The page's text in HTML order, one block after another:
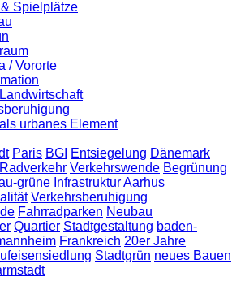
Spielplätze
/ Vororte
urbanes Element
Paris BGI Entsiegelung Dänemark
Radverkehr Verkehrswende Begrünung
grüne InfrastrukturAarhus
Verkehrsberuhigung
Fahrradparken Neubau
Quartier Stadtgestaltung baden-
Frankreich 20er Jahre
Stadtgrün neues Bauen